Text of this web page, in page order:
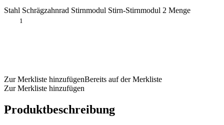
Stahl Schrägzahnrad Stirnmodul Stirn-Stirnmodul 2 Menge
Zur Merkliste hinzufügenBereits auf der Merkliste
Zur Merkliste hinzufügen
Produktbeschreibung